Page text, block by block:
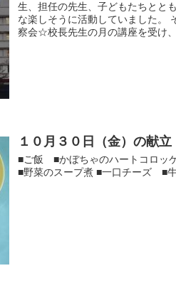
生、担任の先生、子どもたちとと
な楽しそうに活動していました。
察会☆校長先生の月の講座を受け
１０月３０日（金）の献立
■ご飯 ■かぼちゃのハートコロ
■野菜のスープ煮 ■一口チーズ ■